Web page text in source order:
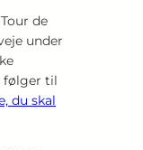
de
under
følger til
du skal